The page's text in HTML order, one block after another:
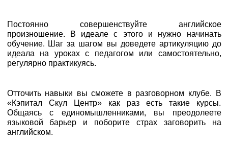
Постоянно совершенствуйте английское
произношение. В идеале с этого и нужно начинать
обучение. Шаг за шагом вы доведете артикуляцию до
идеала на уроках с педагогом или самостоятельно,
регулярно практикуясь.
Отточить навыки вы сможете в разговорном клубе. В
«Кэпитал Скул Центр» как раз есть такие курсы.
Общаясь с единомышленниками, вы преодолеете
языковой барьер и поборите страх заговорить на
английском.